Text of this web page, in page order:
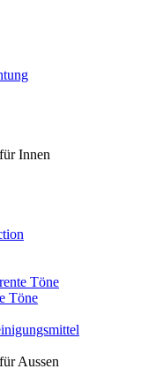
Innen
Töne
Töne
Aussen